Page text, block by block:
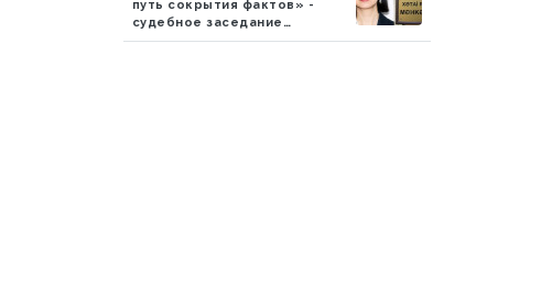
путь сокрытия фактов» -
судебное заседание
продолжается